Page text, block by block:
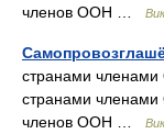
членов ООН …
странами
странами
членов ООН …